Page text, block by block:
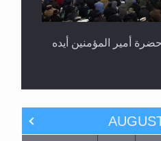
أمير المؤمنين أيده